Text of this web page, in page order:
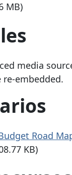
MB)
media
re-embedded.
Road
KB)